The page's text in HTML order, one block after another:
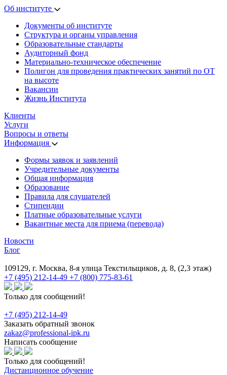
Об институте
Документы об институте
Структура и органы управления
Образовательные стандарты
Аудиторный фонд
Материально-техническое обеспечение
Полигон для проведения практических занятий по ОТ
на высоте
Вакансии
Жизнь Института
Клиенты
Услуги
Вопросы и ответы
Информация
Формы заявок и заявлений
Учредительные документы
Общая информация
Образование
Правила для слушателей
Стипендии
Платные образовательные услуги
Вакантные места для приема (перевода)
Новости
Блог
109129, г. Москва, 8-я улица Текстильщиков, д. 8, (2,3 этаж)
+7 (495) 212-14-49 +7 (800) 775-83-61
Только для сообщений!
+7 (495) 212-14-49
Заказать обратный звонок
zakaz@professional-ipk.ru
Написать сообщение
Только для сообщений!
Дистанционное обучение